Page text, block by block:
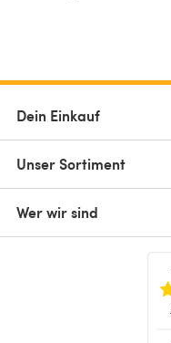
Dein Einkauf
Unser Sortiment
Wer wir sind